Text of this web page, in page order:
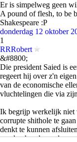
Er is simpelweg geen
A pound of flesh, to be
Shakespeare :P
donderdag 12 oktober
1
RRRobert
&#8800;
Die president Saied is
regeert hij over z'n
van de economische
vluchtelingen die via
Ik begrijp werkelijk niet
corrupte shithole te
denkt te kunnen
zouden houden ook.